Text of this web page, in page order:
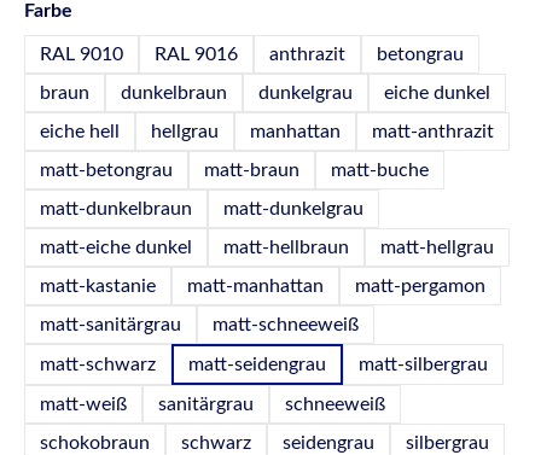
Farbe
RAL 9010 RAL 9016 anthrazit
betongrau
braun
dunkelbraun dunkelgrau
eiche dunkel
eiche hell
hellgrau manhattan
matt-anthrazit
matt-betongrau
matt-braun
matt-buche
matt-dunkelbraun
matt-dunkelgrau
matt-eiche dunkel
matt-hellbraun
matt-hellgrau
matt-kastanie
matt-manhattan
matt-pergamon
matt-sanitärgrau
matt-schneeweiß
matt-schwarz matt-seidengrau matt-silbergrau
matt-weiß sanitärgrau
schneeweiß
schokobraun
schwarz seidengrau
silbergrau